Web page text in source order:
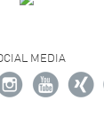
MEDIA